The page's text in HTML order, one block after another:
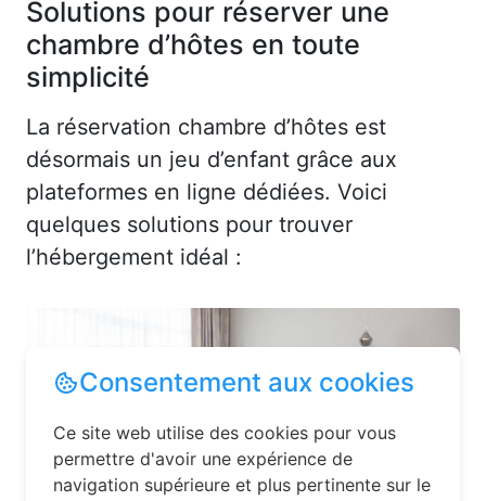
Solutions pour réserver une
chambre d’hôtes en toute
simplicité
La réservation chambre d’hôtes est
désormais un jeu d’enfant grâce aux
plateformes en ligne dédiées. Voici
quelques solutions pour trouver
l’hébergement idéal :